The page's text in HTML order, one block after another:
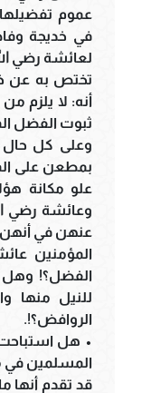
عموم تفضيلها
في خديجة
لعائشة رضي
تختص به عن
أنه: لا يلزم
ثبوت الفضل
وعلى كل
بمطعن على
علو مكانة
وعائشة رضي
عنهن في أنهن
المؤمنين
الفضل؟! وهل
للنيل منها
الروافض؟!.
• هل
المسلمين في
قد تقدم أنها